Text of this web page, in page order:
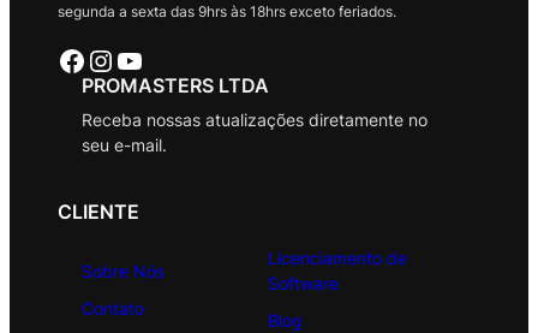
segunda a sexta das 9hrs às 18hrs exceto feriados.
Facebook Instagram Youtube
PROMASTERS LTDA
Receba nossas atualizações diretamente no
seu e-mail.
CLIENTE
Sobre Nós
Contato
Licenciamento de
Software
Blog